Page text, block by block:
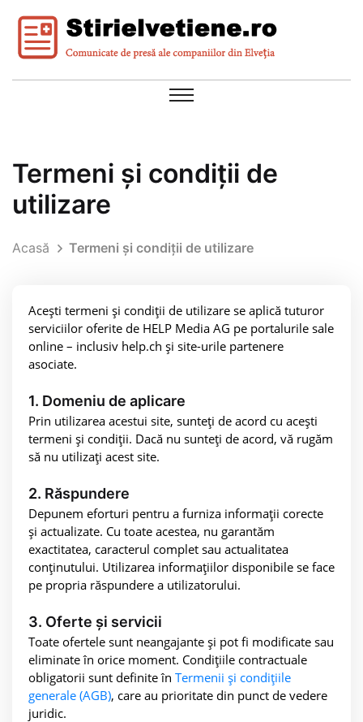
Termeni și condiții de
utilizare
Acasă Termeni și condiții de utilizare
Acești termeni și condiții de utilizare se aplică tuturor
serviciilor oferite de HELP Media AG pe portalurile sale
online – inclusiv help.ch și site-urile partenere
asociate.
1. Domeniu de aplicare
Prin utilizarea acestui site, sunteți de acord cu acești
termeni și condiții. Dacă nu sunteți de acord, vă rugăm
să nu utilizați acest site.
2. Răspundere
Depunem eforturi pentru a furniza informații corecte
și actualizate. Cu toate acestea, nu garantăm
exactitatea, caracterul complet sau actualitatea
conținutului. Utilizarea informațiilor disponibile se face
pe propria răspundere a utilizatorului.
3. Oferte și servicii
Toate ofertele sunt neangajante și pot fi modificate sau
eliminate în orice moment. Condițiile contractuale
obligatorii sunt definite în Termenii și condițiile
generale (AGB), care au prioritate din punct de vedere
juridic.